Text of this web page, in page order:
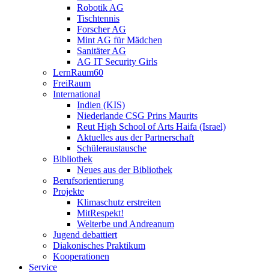
Robotik AG
Tischtennis
Forscher AG
Mint AG für Mädchen
Sanitäter AG
AG IT Security Girls
LernRaum60
FreiRaum
International
Indien (KIS)
Niederlande CSG Prins Maurits
Reut High School of Arts Haifa (Israel)
Aktuelles aus der Partnerschaft
Schüleraustausche
Bibliothek
Neues aus der Bibliothek
Berufsorientierung
Projekte
Klimaschutz erstreiten
MitRespekt!
Welterbe und Andreanum
Jugend debattiert
Diakonisches Praktikum
Kooperationen
Service